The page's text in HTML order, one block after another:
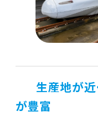
生産地が近
が豊富